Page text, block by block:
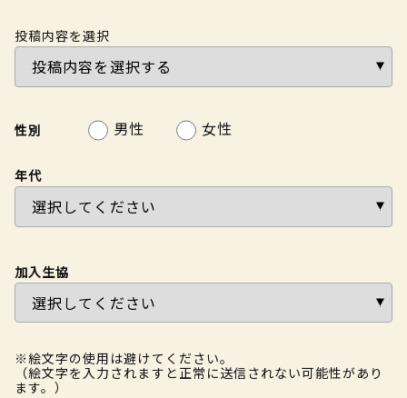
投稿内容を選択
性別 男性 女性
年代
加入生協
※絵文字の使用は避けてください。
（絵文字を入力されますと正常に送信されない可能性があり
ます。）